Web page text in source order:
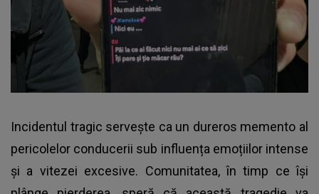
Incidentul tragic servește ca un dureros memento al
pericolelor conducerii sub influența emoțiilor intense
și a vitezei excesive. Comunitatea, în timp ce își